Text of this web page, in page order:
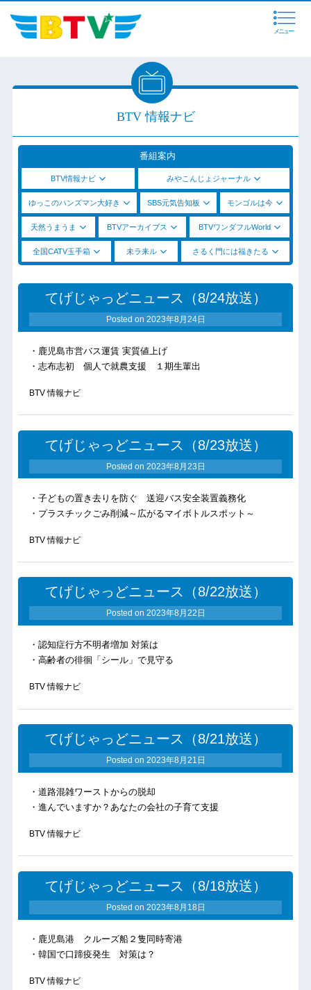
メニュー
BTV 情報ナビ
番組案内
BTV情報ナビ みやこんじょジャーナル
ゆっこのハンズマン大好き SBS元気告知板 モンゴルは今
天然うまうま BTVアーカイブス BTVワンダフルWorld
全国CATV玉手箱 未ラ来ル さるく門には福きたる
てげじゃっどニュース（8/24放送）
Posted on 2023年8月24日
・鹿児島市営バス運賃 実質値上げ
・志布志初 個人で就農支援 １期生輩出
BTV 情報ナビ
てげじゃっどニュース（8/23放送）
Posted on 2023年8月23日
・子どもの置き去りを防ぐ 送迎バス安全装置義務化
・プラスチックごみ削減～広がるマイボトルスポット～
BTV 情報ナビ
てげじゃっどニュース（8/22放送）
Posted on 2023年8月22日
・認知症行方不明者増加 対策は
・高齢者の徘徊「シール」で見守る
BTV 情報ナビ
てげじゃっどニュース（8/21放送）
Posted on 2023年8月21日
・道路混雑ワーストからの脱却
・進んでいますか？あなたの会社の子育て支援
BTV 情報ナビ
てげじゃっどニュース（8/18放送）
Posted on 2023年8月18日
・鹿児島港 クルーズ船２隻同時寄港
・韓国で口蹄疫発生 対策は？
BTV 情報ナビ